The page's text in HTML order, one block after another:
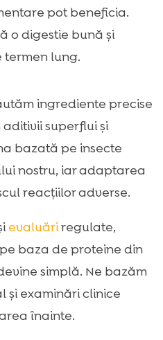
pot beneficia.
o digestie bună și
lung.
ingrediente precise
aditivii superflui și
bazată pe insecte
nostru, iar adaptarea
reacțiilor adverse.
evaluăriregulate,
baza de proteine din
simplă. Ne bazăm
și examinări clinice
înainte.